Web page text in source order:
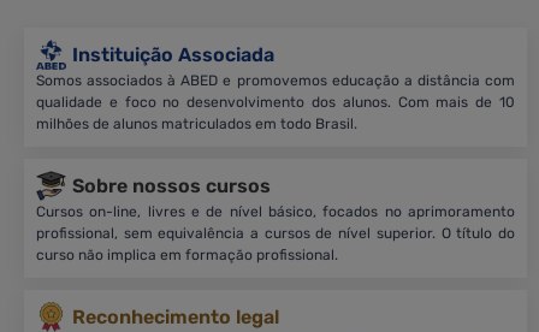
Instituição Associada
Somos associados à ABED e promovemos educação a distância com
qualidade e foco no desenvolvimento dos alunos. Com mais de 10
milhões de alunos matriculados em todo Brasil.
Sobre nossos cursos
Cursos on-line, livres e de nível básico, focados no aprimoramento
profissional, sem equivalência a cursos de nível superior. O título do
curso não implica em formação profissional.
Reconhecimento legal